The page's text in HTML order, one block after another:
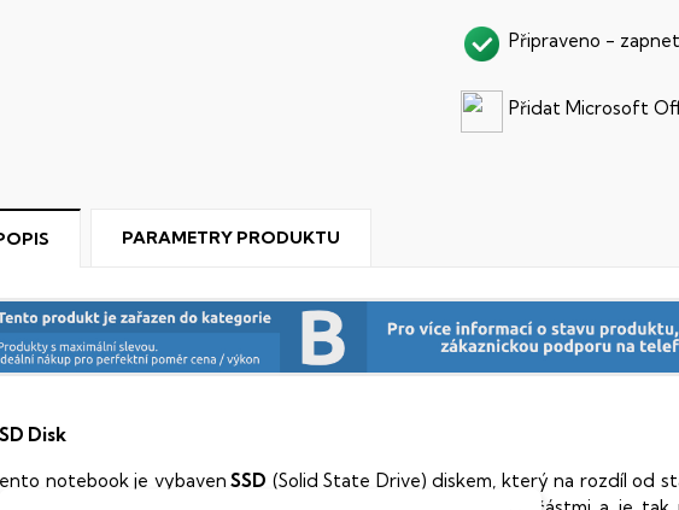
Připraveno -
Přidat Microsoft
PARAMETRY PRODUKTU
Disk
notebook je vybaven SSD (Solid State Drive) diskem, který na rozdíl od